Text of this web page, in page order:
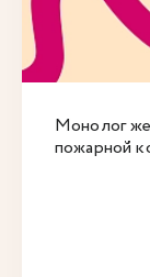
Монолог
пожарной